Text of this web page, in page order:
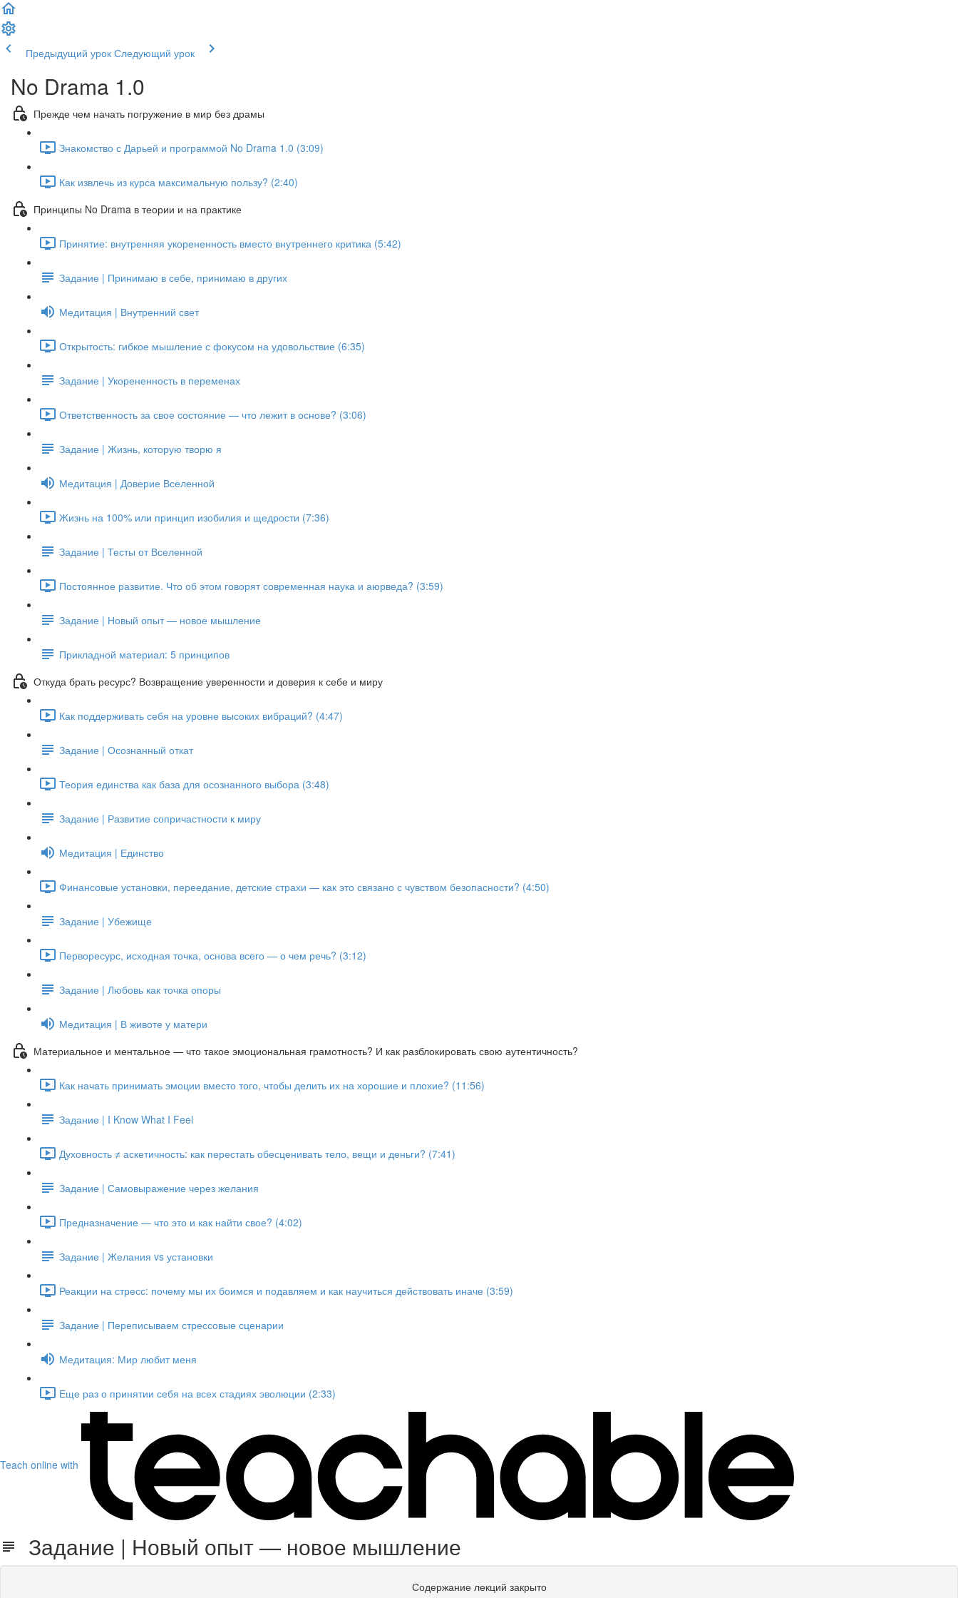
Предыдущий урок Следующий урок
No Drama 1.0
Прежде чем начать погружение в мир без драмы
Знакомство с Дарьей и программой No Drama 1.0 (3:09)
Как извлечь из курса максимальную пользу? (2:40)
Принципы No Drama в теории и на практике
Принятие: внутренняя укорененность вместо внутреннего критика (5:42)
Задание | Принимаю в себе, принимаю в других
Медитация | Внутренний свет
Открытость: гибкое мышление с фокусом на удовольствие (6:35)
Задание | Укорененность в переменах
Ответственность за свое состояние — что лежит в основе? (3:06)
Задание | Жизнь, которую творю я
Медитация | Доверие Вселенной
Жизнь на 100% или принцип изобилия и щедрости (7:36)
Задание | Тесты от Вселенной
Постоянное развитие. Что об этом говорят современная наука и аюрведа? (3:59)
Задание | Новый опыт — новое мышление
Прикладной материал: 5 принципов
Откуда брать ресурс? Возвращение уверенности и доверия к себе и миру
Как поддерживать себя на уровне высоких вибраций? (4:47)
Задание | Осознанный откат
Теория единства как база для осознанного выбора (3:48)
Задание | Развитие сопричастности к миру
Медитация | Единство
Финансовые установки, переедание, детские страхи — как это связано с чувством безопасности? (4:50)
Задание | Убежище
Перворесурс, исходная точка, основа всего — о чем речь? (3:12)
Задание | Любовь как точка опоры
Медитация | В животе у матери
Материальное и ментальное — что такое эмоциональная грамотность? И как разблокировать свою аутентичность?
Как начать принимать эмоции вместо того, чтобы делить их на хорошие и плохие? (11:56)
Задание | I Know What I Feel
Духовность ≠ аскетичность: как перестать обесценивать тело, вещи и деньги? (7:41)
Задание | Самовыражение через желания
Предназначение — что это и как найти свое? (4:02)
Задание | Желания vs установки
Реакции на стресс: почему мы их боимся и подавляем и как научиться действовать иначе (3:59)
Задание | Переписываем стрессовые сценарии
Медитация: Мир любит меня
Еще раз о принятии себя на всех стадиях эволюции (2:33)
Teach online with
Задание | Новый опыт — новое мышление
Содержание лекций закрыто